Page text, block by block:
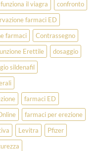
il viagra
confronto
farmaci ED
farmaci
Contrassegno
Erettile
dosaggio
sildenafil
farmaci ED
farmaci per erezione
Levitra
Pfizer